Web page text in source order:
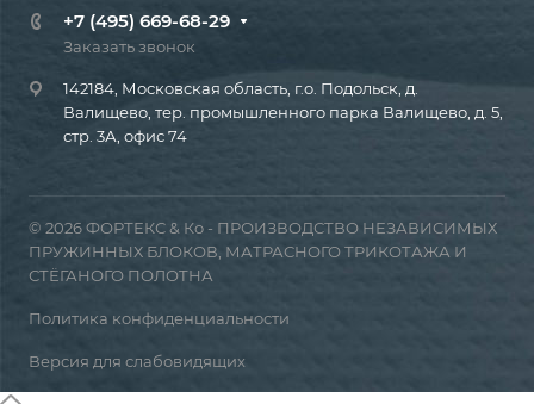
+7 (495) 669-68-29
Заказать звонок
142184, Московская область, г.о. Подольск, д.
Валищево, тер. промышленного парка Валищево, д. 5,
стр. 3А, офис 74
© 2026 ФОРТЕКС & Ко - ПРОИЗВОДСТВО НЕЗАВИСИМЫХ
ПРУЖИННЫХ БЛОКОВ, МАТРАСНОГО ТРИКОТАЖА И
СТЁГАНОГО ПОЛОТНА
Политика конфиденциальности
Версия для слабовидящих